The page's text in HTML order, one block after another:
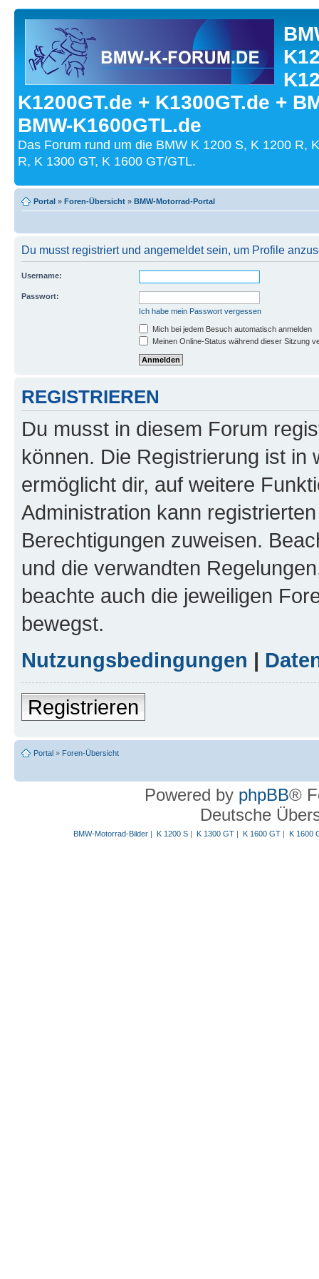
K1200GT.de + K1300GT.de +
BMW-K1600GTL.de
Das Forum rund um die BMW K 1200 S, K 1200 R,
R, K 1300 GT, K 1600 GT/GTL.
Portal » Foren-Übersicht » BMW-Motorrad-Portal
Du musst registriert und angemeldet sein, um Profile
Username:
Passwort:
Ich habe mein Passwort vergessen
Mich bei jedem Besuch automatisch anmelden
Meinen Online-Status während dieser Sitzung
REGISTRIEREN
Du musst in diesem Forum
können. Die Registrierung ist in
ermöglicht dir, auf weitere
Administration kann
Berechtigungen zuweisen.
und die verwandten
beachte auch die jeweiligen
bewegst.
Nutzungsbedingungen |
Registrieren
Portal » Foren-Übersicht
Powered by phpBB®
Deutsche
BMW-Motorrad-Bilder| K 1200 S| K 1300 GT| K 1600 GT| K 1600